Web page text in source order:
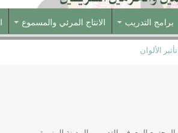
برامج التدريب الانتاج المرئي والمسموع
الألوان